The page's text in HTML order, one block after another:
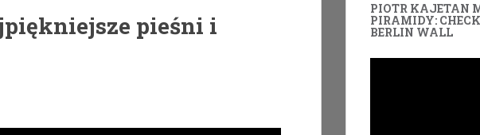
pieśni i
PIOTR KAJETAN
PIRAMIDY:
BERLIN WALL